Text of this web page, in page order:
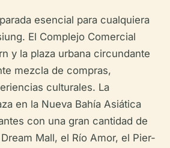
esencial para cualquiera
El Complejo Comercial
y la plaza urbana circundante
mezcla de compras,
culturales. La
en la Nueva Bahía Asiática
con una gran cantidad de
Mall, el Río Amor, el Pier-